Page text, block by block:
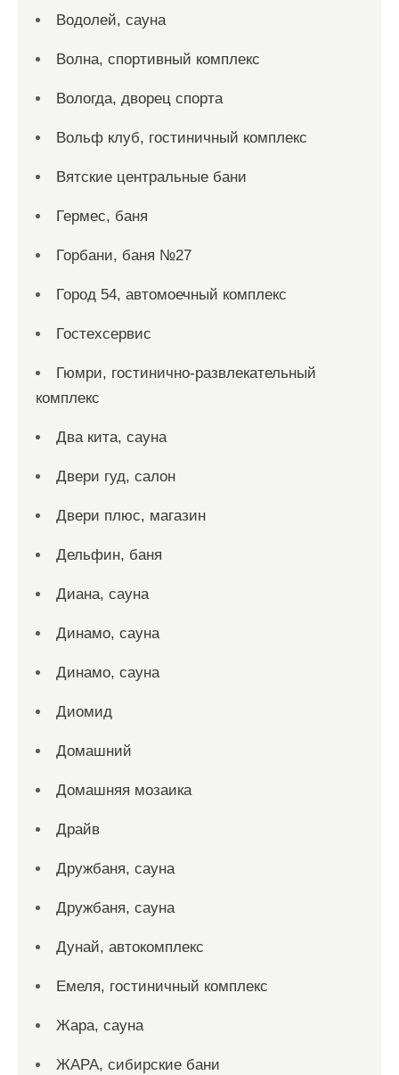
Водолей, сауна
Волна, спортивный комплекс
Вологда, дворец спорта
Вольф клуб, гостиничный комплекс
Вятские центральные бани
Гермес, баня
Горбани, баня №27
Город 54, автомоечный комплекс
Гостехсервис
Гюмри, гостинично-развлекательный
комплекс
Два кита, сауна
Двери гуд, салон
Двери плюс, магазин
Дельфин, баня
Диана, сауна
Динамо, сауна
Динамо, сауна
Диомид
Домашний
Домашняя мозаика
Драйв
Дружбаня, сауна
Дружбаня, сауна
Дунай, автокомплекс
Емеля, гостиничный комплекс
Жара, сауна
ЖАРА, сибирские бани